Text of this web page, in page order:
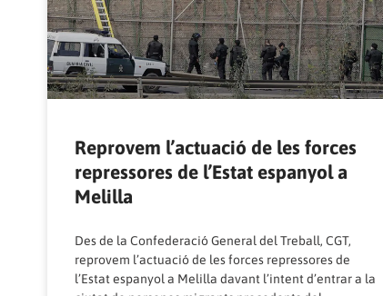
Reprovem l’actuació de les forces
repressores de l’Estat espanyol a
Melilla
Des de la Confederació General del Treball, CGT,
reprovem l’actuació de les forces repressores de
l’Estat espanyol a Melilla davant l’intent d’entrar a la